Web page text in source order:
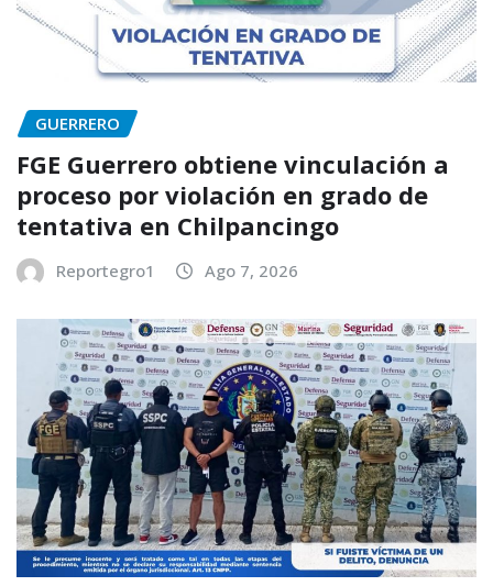
GUERRERO
FGE Guerrero obtiene vinculación a
proceso por violación en grado de
tentativa en Chilpancingo
Reportegro1 Ago 7, 2026